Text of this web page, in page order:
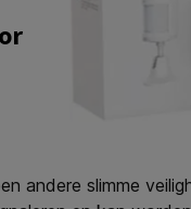
andere slimme